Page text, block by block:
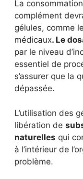
La
complément
gélules, comme
médicaux. Le
par le niveau
essentiel de
s’assurer que la
dépassée.
L’utilisation des
libération de
naturelles qui
à l’intérieur de
problème.